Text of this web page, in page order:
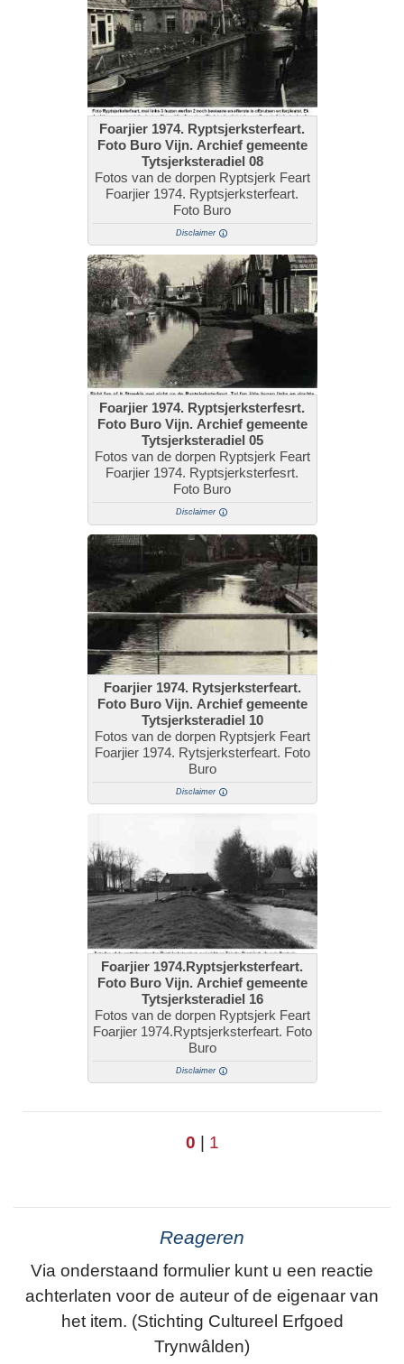
Foarjier 1974. Ryptsjerksterfeart.
Foto Buro Vijn. Archief gemeente
Tytsjerksteradiel 08
Fotos van de dorpen Ryptsjerk Feart
Foarjier 1974. Ryptsjerksterfeart.
Foto Buro
Disclaimer
Foarjier 1974. Ryptsjerksterfesrt.
Foto Buro Vijn. Archief gemeente
Tytsjerksteradiel 05
Fotos van de dorpen Ryptsjerk Feart
Foarjier 1974. Ryptsjerksterfesrt.
Foto Buro
Disclaimer
Foarjier 1974. Rytsjerksterfeart.
Foto Buro Vijn. Archief gemeente
Tytsjerksteradiel 10
Fotos van de dorpen Ryptsjerk Feart
Foarjier 1974. Rytsjerksterfeart. Foto
Buro
Disclaimer
Foarjier 1974.Ryptsjerksterfeart.
Foto Buro Vijn. Archief gemeente
Tytsjerksteradiel 16
Fotos van de dorpen Ryptsjerk Feart
Foarjier 1974.Ryptsjerksterfeart. Foto
Buro
Disclaimer
0 | 1
Reageren
Via onderstaand formulier kunt u een reactie
achterlaten voor de auteur of de eigenaar van
het item. (Stichting Cultureel Erfgoed
Trynwâlden)